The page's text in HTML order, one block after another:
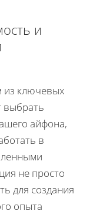
и
из ключевых
выбрать
айфона,
в
не просто
для создания
опыта